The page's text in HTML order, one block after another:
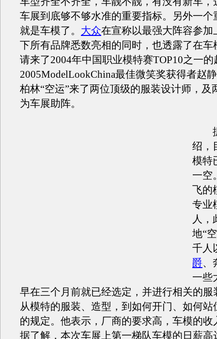
车展到底够不够水准的重要指标。另外一个
就是车模了。 大众在宣称以最强大阵容参加
下所有品牌悉数亮相的同时，也透露了在车
请来了2004年中国职业模特赛TOP10之一
2005ModelLookChina最佳微笑奖获得者赵
柏林“空运”来了两位顶级的服装设计师，及
为车展助阵。
据
绍，
模特
一空
飞的
专业
人，
地“
千人
爵、
一些
早在三个月前就已经选定，并进行相关的服
从模特的服装、造型，到如何开门、如何站
的规定。他表示，厂商的要求高，车模的收
据了解，本次车展上第一梯队车模的日薪高